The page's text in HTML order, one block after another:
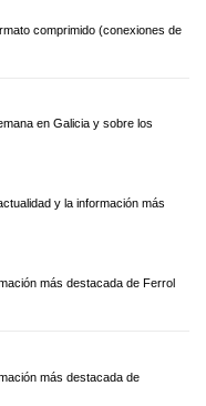
comprimido (conexiones de
en Galicia y sobre los
y la información más
más destacada de Ferrol
más destacada de